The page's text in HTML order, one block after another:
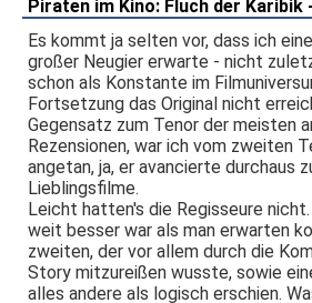
Piraten im Kino: Fluch der Karibik
Es kommt ja selten vor, dass ich
großer Neugier erwarte - nicht
schon als Konstante im
Fortsetzung das Original nicht
Gegensatz zum Tenor der meisten
Rezensionen, war ich vom zweiten
angetan, ja, er avancierte durchaus
Lieblingsfilme.
Leicht hatten's die Regisseure
weit besser war als man erwarten
zweiten, der vor allem durch die
Story mitzureißen wusste, sowie
alles andere als logisch erschien.